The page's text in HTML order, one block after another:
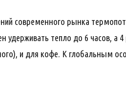
современного рынка
тепло до 6 часов, а
и для кофе. К глобальным